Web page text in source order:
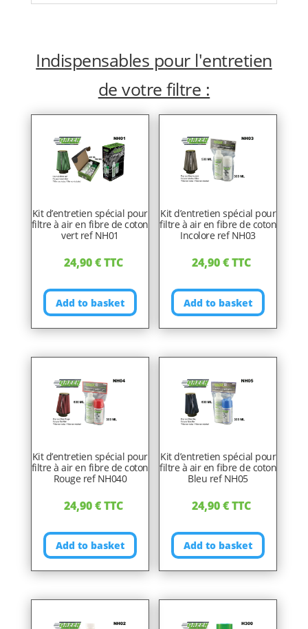
Indispensables pour l'entretien
de votre filtre :
Kit d’entretien spécial pour
filtre à air en fibre de coton
vert ref NH01
24,90€TTC
Add to basket
Kit d’entretien spécial pour
filtre à air en fibre de coton
Incolore ref NH03
24,90€TTC
Add to basket
Kit d’entretien spécial pour
filtre à air en fibre de coton
Rouge ref NH040
24,90€TTC
Add to basket
Kit d’entretien spécial pour
filtre à air en fibre de coton
Bleu ref NH05
24,90€TTC
Add to basket